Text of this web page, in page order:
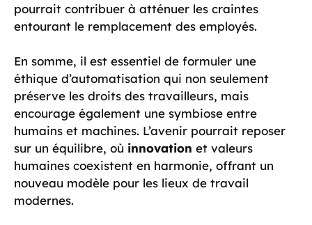
pourrait contribuer à atténuer les craintes
entourant le remplacement des employés.
En somme, il est essentiel de formuler une
éthique d’automatisation qui non seulement
préserve les droits des travailleurs, mais
encourage également une symbiose entre
humains et machines. L’avenir pourrait reposer
sur un équilibre, où innovation et valeurs
humaines coexistent en harmonie, offrant un
nouveau modèle pour les lieux de travail
modernes.